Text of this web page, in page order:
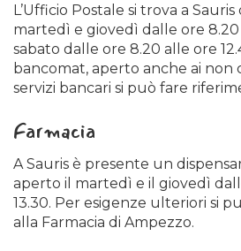
In riferimento alle possibili
viabilità della strada Regionale
Lumiei”/del Bus, qualora non
lavorazioni, la strada
transitabile, pertanto si
verificare la puntuale
I canali informativi previsti:
– www.sauris.org
L’Ufficio Postale si trova a
martedì e giovedì dalle ore 8.20
sabato dalle ore 8.20 alle ore
bancomat, aperto anche ai non
servizi bancari si può fare
Farmacia
A Sauris è presente un
aperto il martedì e il giovedì
13.30. Per esigenze ulteriori si
alla Farmacia di Ampezzo.